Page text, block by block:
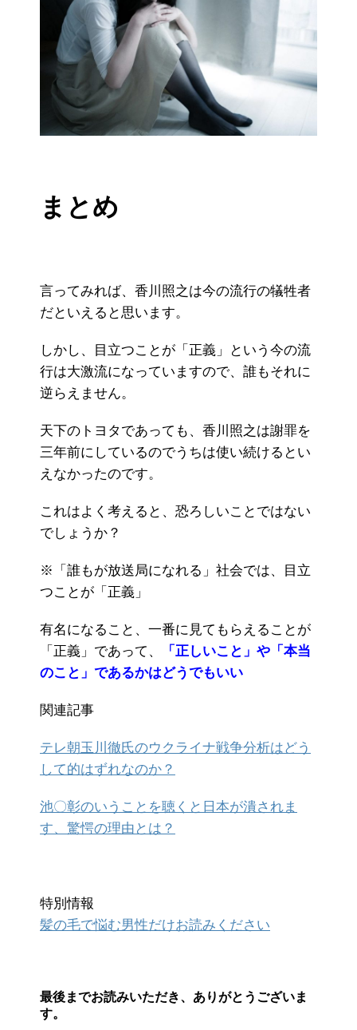
まとめ
言ってみれば、香川照之は今の流行の犠牲者
だといえると思います。
しかし、目立つことが「正義」という今の流
行は大激流になっていますので、誰もそれに
逆らえません。
天下のトヨタであっても、香川照之は謝罪を
三年前にしているのでうちは使い続けるとい
えなかったのです。
これはよく考えると、恐ろしいことではない
でしょうか？
※「誰もが放送局になれる」社会では、目立
つことが「正義」
有名になること、一番に見てもらえることが
「正義」であって、
「正しいこと」や「本当
のこと」であるかはどうでもいい
関連記事
テレ朝玉川徹氏のウクライナ戦争分析はどう
して的はずれなのか？
池〇彰のいうことを聴くと日本が潰されま
す、驚愕の理由とは？
特別情報
髪の毛で悩む男性だけお読みください
最後までお読みいただき、ありがとうございま
す。